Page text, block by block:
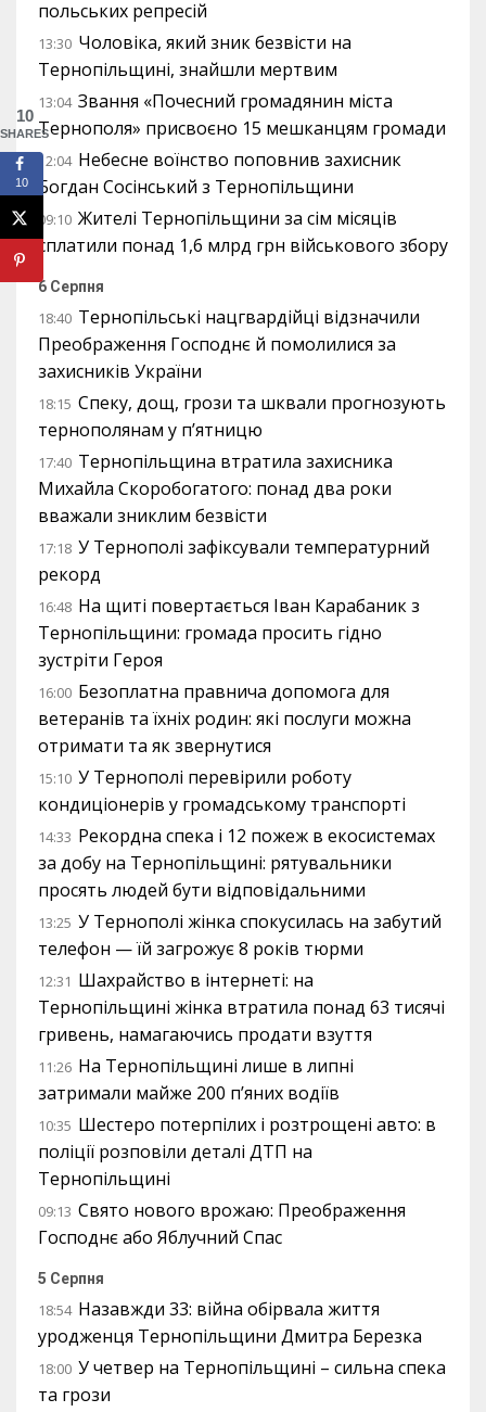
польських репресій
13:30 Чоловіка, який зник безвісти на
Тернопільщині, знайшли мертвим
13:04 Звання «Почесний громадянин міста
Тернополя» присвоєно 15 мешканцям громади
12:04 Небесне воїнство поповнив захисник
Богдан Сосінський з Тернопільщини
09:10 Жителі Тернопільщини за сім місяців
сплатили понад 1,6 млрд грн військового збору
6 Серпня
18:40 Тернопільські нацгвардійці відзначили
Преображення Господнє й помолилися за
захисників України
18:15 Спеку, дощ, грози та шквали прогнозують
тернополянам у п’ятницю
17:40 Тернопільщина втратила захисника
Михайла Скоробогатого: понад два роки
вважали зниклим безвісти
17:18 У Тернополі зафіксували температурний
рекорд
16:48 На щиті повертається Іван Карабаник з
Тернопільщини: громада просить гідно
зустріти Героя
16:00 Безоплатна правнича допомога для
ветеранів та їхніх родин: які послуги можна
отримати та як звернутися
15:10 У Тернополі перевірили роботу
кондиціонерів у громадському транспорті
14:33 Рекордна спека і 12 пожеж в екосистемах
за добу на Тернопільщині: рятувальники
просять людей бути відповідальними
13:25 У Тернополі жінка спокусилась на забутий
телефон — їй загрожує 8 років тюрми
12:31 Шахрайство в інтернеті: на
Тернопільщині жінка втратила понад 63 тисячі
гривень, намагаючись продати взуття
11:26 На Тернопільщині лише в липні
затримали майже 200 п’яних водіїв
10:35 Шестеро потерпілих і розтрощені авто: в
поліції розповіли деталі ДТП на
Тернопільщині
09:13 Свято нового врожаю: Преображення
Господнє або Яблучний Спас
5 Серпня
18:54 Назавжди 33: війна обірвала життя
уродженця Тернопільщини Дмитра Березка
18:00 У четвер на Тернопільщині – сильна спека
та грози
10
SHARES
10